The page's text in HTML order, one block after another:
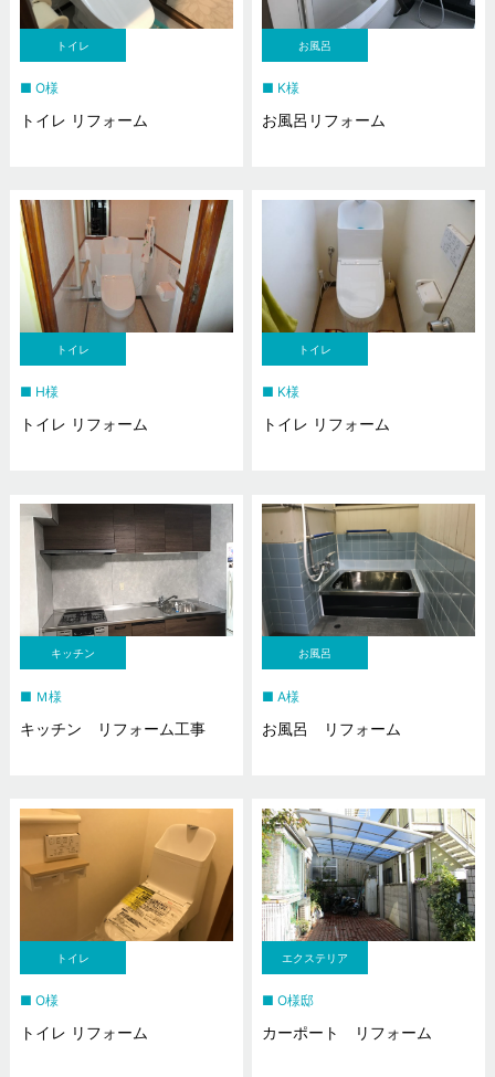
トイレ
O様
トイレ リフォーム
お風呂
K様
お風呂リフォーム
トイレ
H様
トイレ リフォーム
トイレ
K様
トイレ リフォーム
キッチン
Ｍ様
キッチン リフォーム工事
お風呂
A様
お風呂 リフォーム
トイレ
O様
トイレ リフォーム
エクステリア
O様邸
カーポート リフォーム